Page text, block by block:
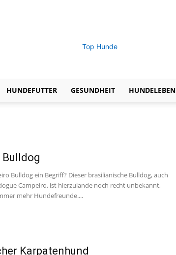
zu
HUNDEFUTTER GESUNDHEIT HUNDELEBEN
Bulldog
Bulldog ein Begriff? Dieser brasilianische Bulldog, auch
Campeiro, ist hierzulande noch recht unbekannt,
mehr Hundefreunde....
Karpatenhund